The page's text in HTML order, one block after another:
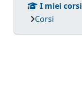
I miei corsi
Corsi